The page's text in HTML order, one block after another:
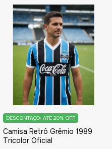
Camisa Retrô Grêmio 1989
Tricolor Oficial
DESCONTAÇO: ATÉ 20% OFF